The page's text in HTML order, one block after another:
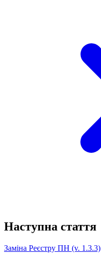
Наступна стаття
Заміна Реєстру ПН (v. 1.3.3)